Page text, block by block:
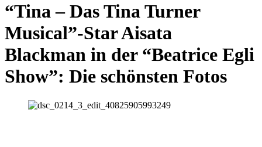
“Tina – Das Tina Turner
Musical”-Star Aisata
Blackman in der “Beatrice Egli
Show”: Die schönsten Fotos